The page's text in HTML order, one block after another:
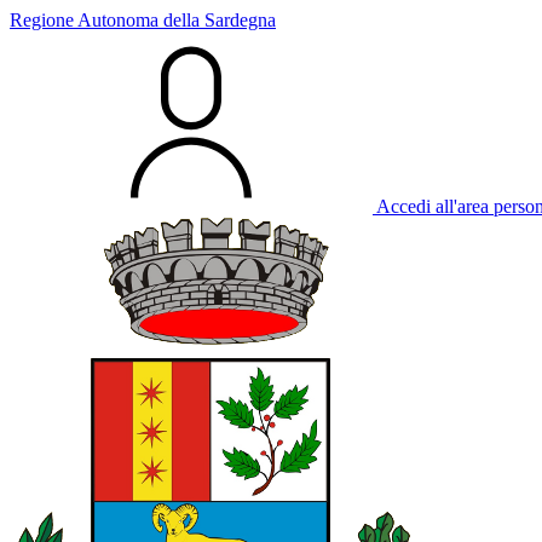
Regione Autonoma della Sardegna
Accedi all'area